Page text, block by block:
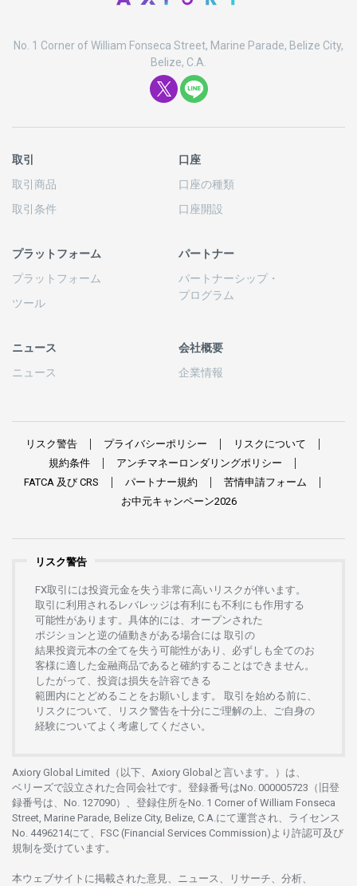
No. 1 Corner of William Fonseca Street, Marine Parade, Belize City,
Belize, C.A.
取引
取引商品
取引条件
口座
口座の種類
口座開設
プラットフォーム
プラットフォーム
ツール
パートナー
パートナーシップ・
プログラム
ニュース
ニュース
会社概要
企業情報
リスク警告 プライバシーポリシー
リスクについて
規約条件
アンチマネーロンダリングポリシー
FATCA 及び CRS パートナー規約 苦情申請フォーム
お中元キャンペーン2026
リスク警告
FX取引には投資元金を失う 非常に高い リスクが伴います。
取引に利用さ れる レバレッジは有利にも不利にも作用する
可能性があります。 具体的には、 オープンさ れた
ポジションと 逆の値動きがある場合には 取引の
結果投資元本の全てを失う 可能性があり、 必ずしも全てのお
客様に適した金融商品であると 確約することはできません。
したがって、 投資は損失を許容できる
範囲内にとどめることをお願いします 。 取引を始める前に、
リスクについて、
リスク警告を十分に ご理解の 上、 ご自身の
経験について よく 考慮してください。
Axiory Global Limited（以下、Axiory Globalと言います。）は、
ベリーズで設立さ れた合同会社です。 登録番号はNo. 000005723（旧登
録番号は、No. 127090）、 登録住所をNo. 1 Corner of William Fonseca
Street, Marine Parade, Belize City, Belize, C.A.にて運営さ れ、 ライセンス
No. 4496214にて、FSC (Financial Services Commission)より 許認可及び
規制を受けています。
本ウェブサイトに掲載さ れた意見、ニュース、リサーチ、分析、